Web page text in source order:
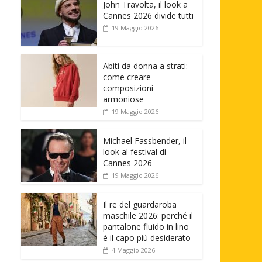
John Travolta, il look a
Cannes 2026 divide tutti
19 Maggio 2026
Abiti da donna a strati:
come creare
composizioni
armoniose
19 Maggio 2026
Michael Fassbender, il
look al festival di
Cannes 2026
19 Maggio 2026
Il re del guardaroba
maschile 2026: perché il
pantalone fluido in lino
è il capo più desiderato
4 Maggio 2026